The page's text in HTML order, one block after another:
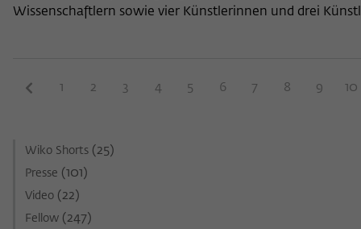
Wissenschaftlern sowie vier Künstlerinnen und drei
1 2 3 4 5 6 7 8 9 10
Wiko Shorts (25)
Presse (101)
Video (22)
Fellow (247)